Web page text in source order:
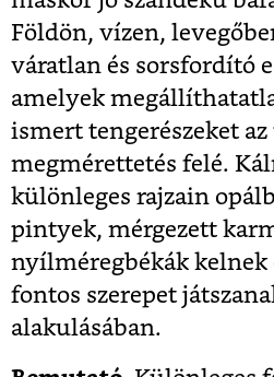
Földön, vízen,
váratlan és sorsfordító
amelyek
ismert tengerészeket
megmérettetés felé.
különleges rajzain
pintyek, mérgezett
nyílméregbékák
fontos szerepet
alakulásában.